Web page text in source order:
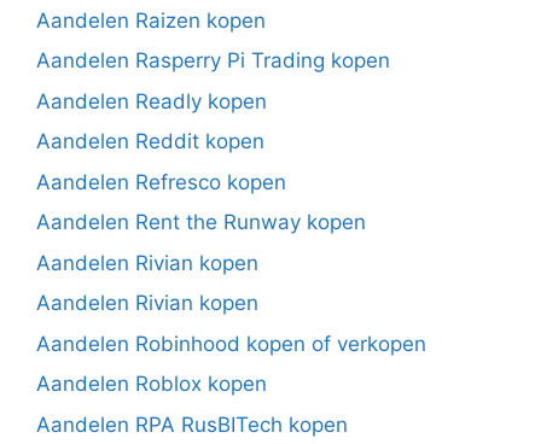
Aandelen Raizen kopen
Aandelen Rasperry Pi Trading kopen
Aandelen Readly kopen
Aandelen Reddit kopen
Aandelen Refresco kopen
Aandelen Rent the Runway kopen
Aandelen Rivian kopen
Aandelen Rivian kopen
Aandelen Robinhood kopen of verkopen
Aandelen Roblox kopen
Aandelen RPA RusBITech kopen